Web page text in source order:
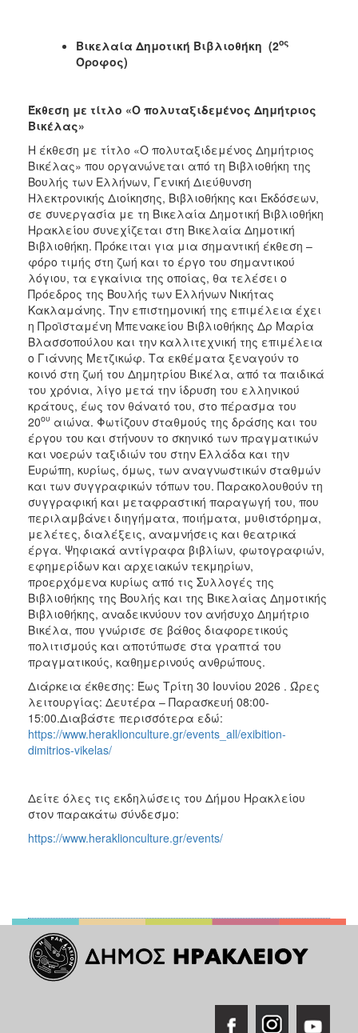
Βικελαία Δημοτική Βιβλιοθήκη (2ος
Όροφος)
Έκθεση με τίτλο «Ο πολυταξιδεμένος Δημήτριος
Βικέλας»
Η έκθεση με τίτλο «Ο πολυταξιδεμένος Δημήτριος
Βικέλας» που οργανώνεται από τη Βιβλιοθήκη της
Βουλής των Ελλήνων, Γενική Διεύθυνση
Ηλεκτρονικής Διοίκησης, Βιβλιοθήκης και Εκδόσεων,
σε συνεργασία με τη Βικελαία Δημοτική Βιβλιοθήκη
Ηρακλείου συνεχίζεται στη Βικελαία Δημοτική
Βιβλιοθήκη. Πρόκειται για μια σημαντική έκθεση –
φόρο τιμής στη ζωή και το έργο του σημαντικού
λόγιου, τα εγκαίνια της οποίας, θα τελέσει ο
Πρόεδρος της Βουλής των Ελλήνων Νικήτας
Κακλαμάνης. Την επιστημονική της επιμέλεια έχει
η Προϊσταμένη Μπενακείου Βιβλιοθήκης Δρ Μαρία
Βλασσοπούλου και την καλλιτεχνική της επιμέλεια
ο Γιάννης Μετζικώφ. Τα εκθέματα ξεναγούν το
κοινό στη ζωή του Δημητρίου Βικέλα, από τα παιδικά
του χρόνια, λίγο μετά την ίδρυση του ελληνικού
κράτους, έως τον θάνατό του, στο πέρασμα του
20ου αιώνα. Φωτίζουν σταθμούς της δράσης και του
έργου του και στήνουν το σκηνικό των πραγματικών
και νοερών ταξιδιών του στην Ελλάδα και την
Ευρώπη, κυρίως, όμως, των αναγνωστικών σταθμών
και των συγγραφικών τόπων του. Παρακολουθούν τη
συγγραφική και μεταφραστική παραγωγή του, που
περιλαμβάνει διηγήματα, ποιήματα, μυθιστόρημα,
μελέτες, διαλέξεις, αναμνήσεις και θεατρικά
έργα. Ψηφιακά αντίγραφα βιβλίων, φωτογραφιών,
εφημερίδων και αρχειακών τεκμηρίων,
προερχόμενα κυρίως από τις Συλλογές της
Βιβλιοθήκης της Βουλής και της Βικελαίας Δημοτικής
Βιβλιοθήκης, αναδεικνύουν τον ανήσυχο Δημήτριο
Βικέλα, που γνώρισε σε βάθος διαφορετικούς
πολιτισμούς και αποτύπωσε στα γραπτά του
πραγματικούς, καθημερινούς ανθρώπους.
Διάρκεια έκθεσης: Έως Τρίτη 30 Ιουνίου 2026 . Ώρες
λειτουργίας: Δευτέρα – Παρασκευή 08:00-
15:00.Διαβάστε περισσότερα εδώ:
https://www.heraklionculture.gr/events_all/exibition-
dimitrios-vikelas/
Δείτε όλες τις εκδηλώσεις του Δήμου Ηρακλείου
στον παρακάτω σύνδεσμο:
https://www.heraklionculture.gr/events/